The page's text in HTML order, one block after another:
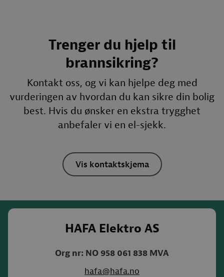
Trenger du hjelp til
brannsikring?
Kontakt oss, og vi kan hjelpe deg med
vurderingen av hvordan du kan sikre din bolig
best. Hvis du ønsker en ekstra trygghet
anbefaler vi en el-sjekk.
Vis kontaktskjema
HAFA Elektro AS
Org nr: NO 958 061 838 MVA
hafa@hafa.no